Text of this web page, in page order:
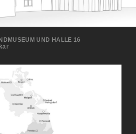
UND HALLE 16